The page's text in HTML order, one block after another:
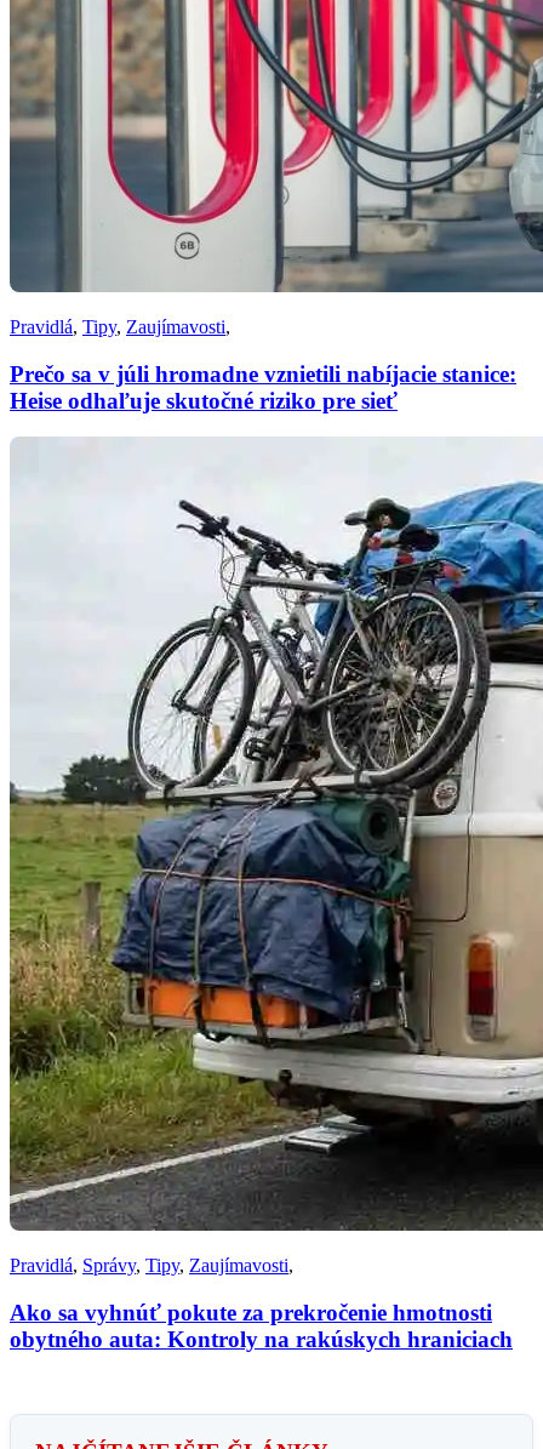
Pravidlá, Tipy, Zaujímavosti,
Prečo sa v júli hromadne vznietili nabíjacie stanice:
Heise odhaľuje skutočné riziko pre sieť
Pravidlá, Správy, Tipy, Zaujímavosti,
Ako sa vyhnúť pokute za prekročenie hmotnosti
obytného auta: Kontroly na rakúskych hraniciach